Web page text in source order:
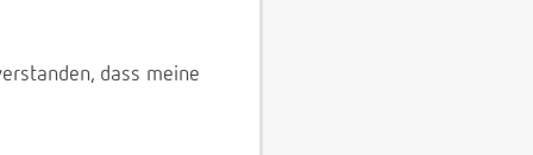
dass meine